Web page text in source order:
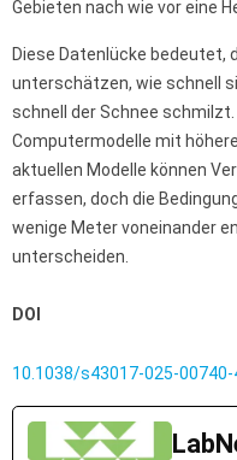
Gebieten nach wie vor eine
Diese Datenlücke
unterschätzen, wie schnell
schnell der Schnee
Computermodelle mit
aktuellen Modelle können
erfassen, doch die
wenige Meter voneinander
unterscheiden.
DOI
10.1038/s43017-025-00740-